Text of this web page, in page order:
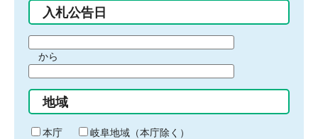
入札公告日
間
始
り
から
間
終
わ
地域
本庁
岐阜地域（本庁除く）